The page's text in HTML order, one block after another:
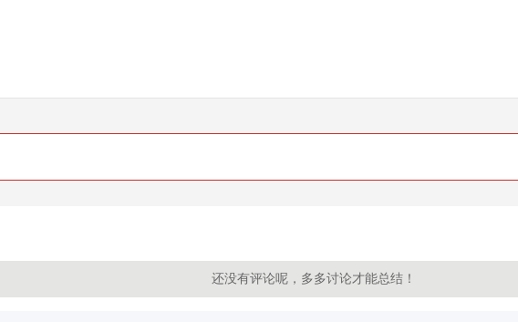
还没有评论呢，多多讨论才能总结！